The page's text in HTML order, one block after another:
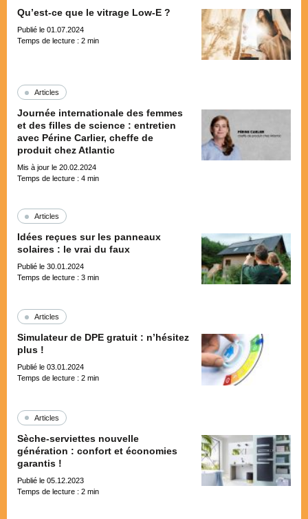
Qu’est-ce que le vitrage Low-E ?
Publié le 01.07.2024
Temps de lecture : 2 min
Articles
Journée internationale des femmes
et des filles de science : entretien
avec Périne Carlier, cheffe de
produit chez Atlantic
Mis à jour le 20.02.2024
Temps de lecture : 4 min
Articles
Idées reçues sur les panneaux
solaires : le vrai du faux
Publié le 30.01.2024
Temps de lecture : 3 min
Articles
Simulateur de DPE gratuit : n’hésitez
plus !
Publié le 03.01.2024
Temps de lecture : 2 min
Articles
Sèche-serviettes nouvelle
génération : confort et économies
garantis !
Publié le 05.12.2023
Temps de lecture : 2 min